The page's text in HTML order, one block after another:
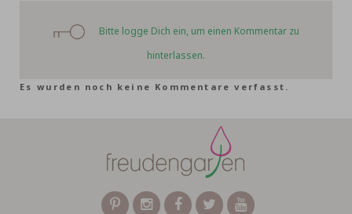
Bitte logge Dich ein, um einen Kommentar zu
hinterlassen.
Es wurden noch keine Kommentare verfasst.